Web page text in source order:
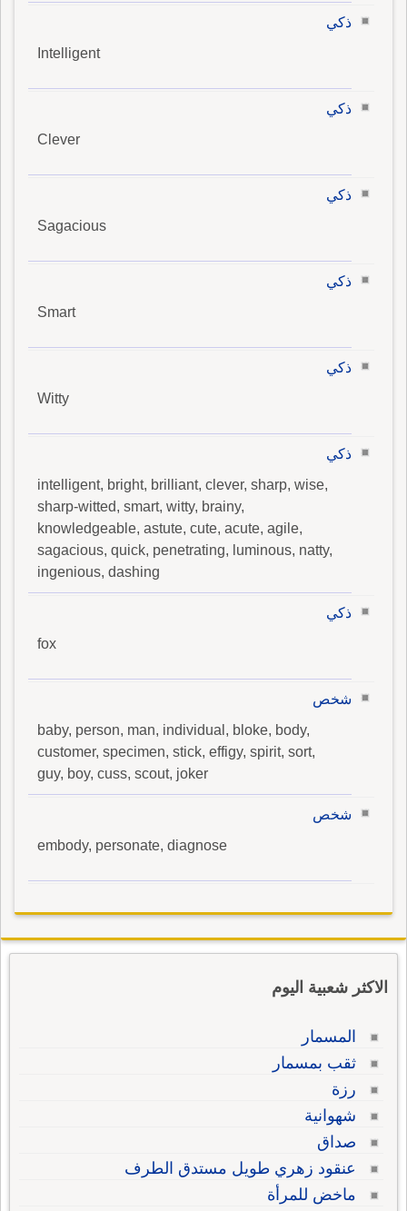
ذكي
Intelligent
ذكي
Clever
ذكي
Sagacious
ذكي
Smart
ذكي
Witty
ذكي
intelligent, bright, brilliant, clever, sharp, wise,
sharp-witted, smart, witty, brainy,
knowledgeable, astute, cute, acute, agile,
sagacious, quick, penetrating, luminous, natty,
ingenious, dashing
ذكي
fox
شخص
baby, person, man, individual, bloke, body,
customer, specimen, stick, effigy, spirit, sort,
guy, boy, cuss, scout, joker
شخص
embody, personate, diagnose
الاكثر شعبية اليوم
المسمار
ثقب بمسمار
رزة
شهوانية
صداق
عنقود زهري طويل مستدق الطرف
ماخض للمرأة